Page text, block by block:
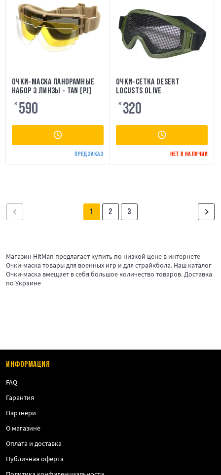
ОЧКИ-МАСКА ПАНОРАМНЫЕ
НАБОР 3 ЛИНЗЫ - TAN [PJ]
₴ 590
ПРЕДЗАКАЗ
ОЧКИ-СЕТКА DESERT
LOCUSTS OLIVE
₴ 320
НЕТ В НАЛИЧИИ
1 2 3
Магазин HitMan предлагает купить по низкой цене в интернете
Очки-маска товары для военных игр и для страйкбола. Наш каталог
Очки-маска вмещает в себя большое количество товаров. Доставка
по Украине
ИНФОРМАЦИЯ
FAQ
Гарантия
Партнери
О магазине
Оплата и доставка
Публичная оферта